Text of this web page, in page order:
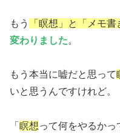
もう 「瞑想」と「メモ書
変わりました。
もう本当に嘘だと思って
いと思うんですけれど。
「 瞑想って何をやるかっ